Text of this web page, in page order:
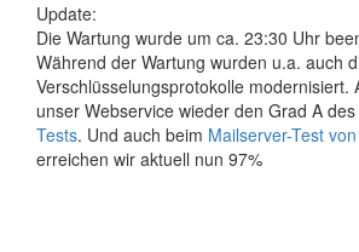
Update:
Die Wartung wurde um ca. 23:30 Uhr
Während der Wartung wurden u.a. auch
Verschlüsselungsprotokolle modernisiert.
unser Webservice wieder den Grad A des
Tests. Und auch beim Mailserver-Test
erreichen wir aktuell nun 97%